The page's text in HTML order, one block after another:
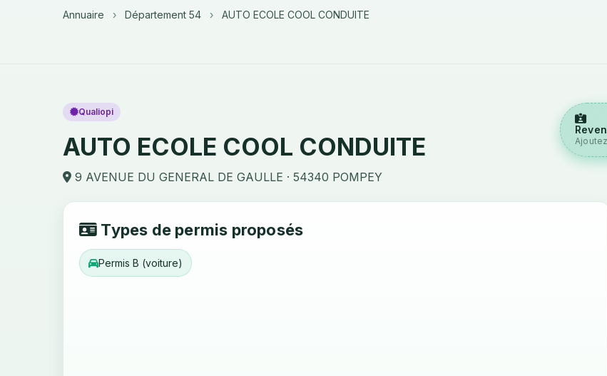
Annuaire › Département 54 › AUTO ECOLE COOL CONDUITE
Qualiopi
AUTO ECOLE COOL CONDUITE
9 AVENUE DU GENERAL DE GAULLE · 54340 POMPEY
Types de permis proposés
Permis B (voiture)